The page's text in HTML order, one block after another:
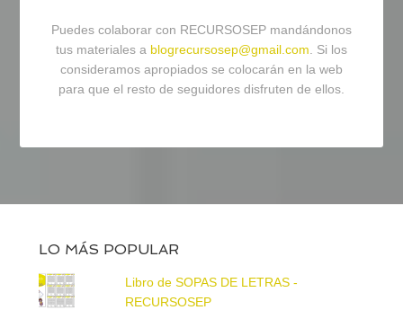
Puedes colaborar con RECURSOSEP mandándonos
tus materiales a blogrecursosep@gmail.com. Si los
consideramos apropiados se colocarán en la web
para que el resto de seguidores disfruten de ellos.
LO MÁS POPULAR
Libro de SOPAS DE LETRAS -
RECURSOSEP